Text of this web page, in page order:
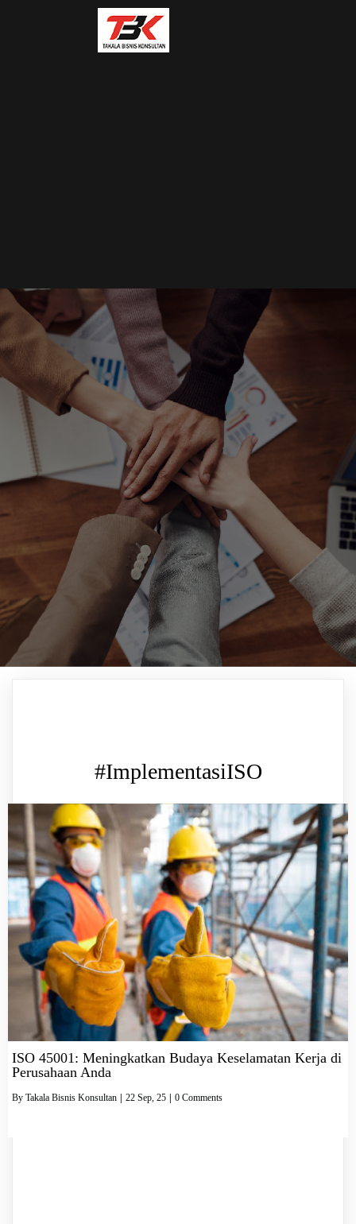
#ImplementasiISO
ISO 45001: Meningkatkan Budaya Keselamatan Kerja di
Perusahaan Anda
By Takala Bisnis Konsultan 22 Sep, 25 0 Comments